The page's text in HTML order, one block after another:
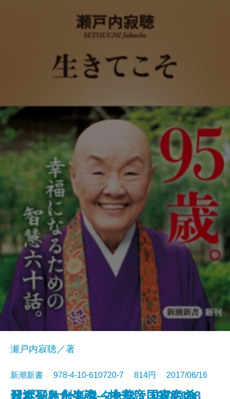
習近平と永楽帝―中華帝国皇帝の
サザンオールスターズ 1978-198
瀬戸内寂聴／著
新潮新書 978-4-10-610720-7 814円 2017/06/16
日本列島創生論―地方は国家の希